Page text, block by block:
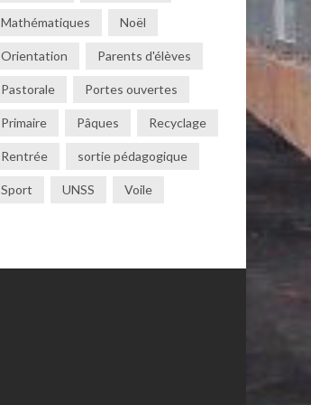
Mathématiques Noël
Orientation Parents d'élèves
Pastorale Portes ouvertes
Primaire Pâques Recyclage
Rentrée sortie pédagogique
Sport UNSS Voile